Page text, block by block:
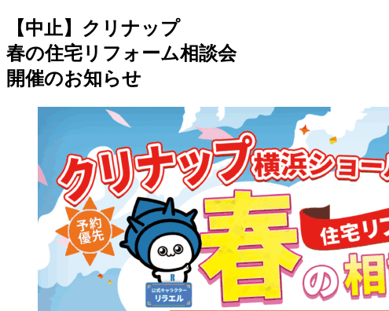
【中止】クリナップ
春の住宅リフォーム相談会
開催のお知らせ